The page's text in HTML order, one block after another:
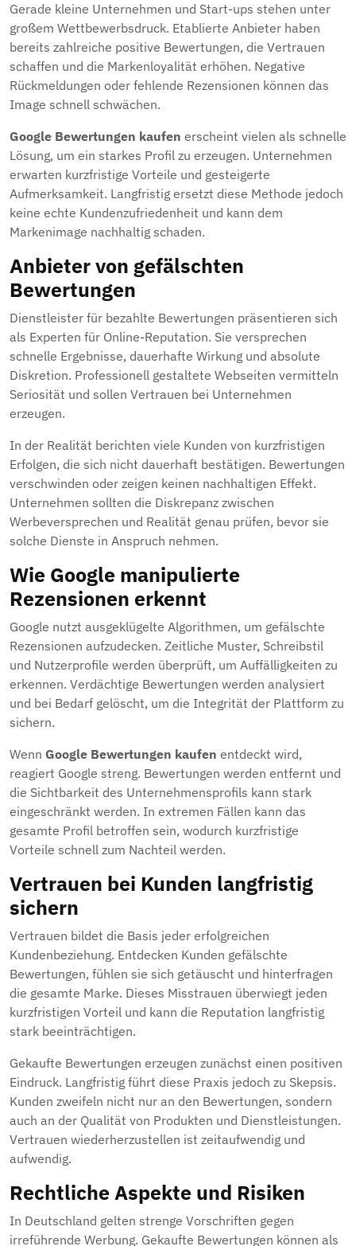
Gerade kleine Unternehmen und Start-ups stehen unter
großem Wettbewerbsdruck. Etablierte Anbieter haben
bereits zahlreiche positive Bewertungen, die Vertrauen
schaffen und die Markenloyalität erhöhen. Negative
Rückmeldungen oder fehlende Rezensionen können das
Image schnell schwächen.
Google Bewertungen kaufen erscheint vielen als schnelle
Lösung, um ein starkes Profil zu erzeugen. Unternehmen
erwarten kurzfristige Vorteile und gesteigerte
Aufmerksamkeit. Langfristig ersetzt diese Methode jedoch
keine echte Kundenzufriedenheit und kann dem
Markenimage nachhaltig schaden.
Anbieter von gefälschten
Bewertungen
Dienstleister für bezahlte Bewertungen präsentieren sich
als Experten für Online-Reputation. Sie versprechen
schnelle Ergebnisse, dauerhafte Wirkung und absolute
Diskretion. Professionell gestaltete Webseiten vermitteln
Seriosität und sollen Vertrauen bei Unternehmen
erzeugen.
In der Realität berichten viele Kunden von kurzfristigen
Erfolgen, die sich nicht dauerhaft bestätigen. Bewertungen
verschwinden oder zeigen keinen nachhaltigen Effekt.
Unternehmen sollten die Diskrepanz zwischen
Werbeversprechen und Realität genau prüfen, bevor sie
solche Dienste in Anspruch nehmen.
Wie Google manipulierte
Rezensionen erkennt
Google nutzt ausgeklügelte Algorithmen, um gefälschte
Rezensionen aufzudecken. Zeitliche Muster, Schreibstil
und Nutzerprofile werden überprüft, um Auffälligkeiten zu
erkennen. Verdächtige Bewertungen werden analysiert
und bei Bedarf gelöscht, um die Integrität der Plattform zu
sichern.
Wenn Google Bewertungen kaufen entdeckt wird,
reagiert Google streng. Bewertungen werden entfernt und
die Sichtbarkeit des Unternehmensprofils kann stark
eingeschränkt werden. In extremen Fällen kann das
gesamte Profil betroffen sein, wodurch kurzfristige
Vorteile schnell zum Nachteil werden.
Vertrauen bei Kunden langfristig
sichern
Vertrauen bildet die Basis jeder erfolgreichen
Kundenbeziehung. Entdecken Kunden gefälschte
Bewertungen, fühlen sie sich getäuscht und hinterfragen
die gesamte Marke. Dieses Misstrauen überwiegt jeden
kurzfristigen Vorteil und kann die Reputation langfristig
stark beeinträchtigen.
Gekaufte Bewertungen erzeugen zunächst einen positiven
Eindruck. Langfristig führt diese Praxis jedoch zu Skepsis.
Kunden zweifeln nicht nur an den Bewertungen, sondern
auch an der Qualität von Produkten und Dienstleistungen.
Vertrauen wiederherzustellen ist zeitaufwendig und
aufwendig.
Rechtliche Aspekte und Risiken
In Deutschland gelten strenge Vorschriften gegen
irreführende Werbung. Gekaufte Bewertungen können als